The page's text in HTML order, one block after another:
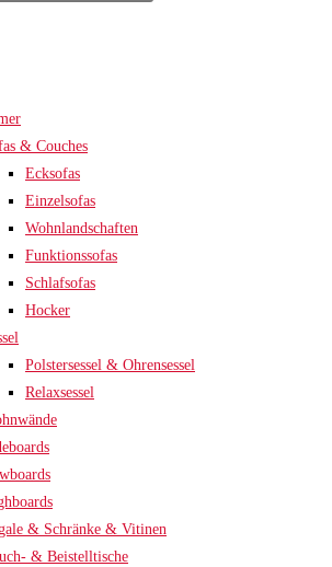
& Couches
Ecksofas
Einzelsofas
Wohnlandschaften
Funktionssofas
Schlafsofas
Hocker
Polstersessel & Ohrensessel
Relaxsessel
& Schränke & Vitinen
& Beistelltische